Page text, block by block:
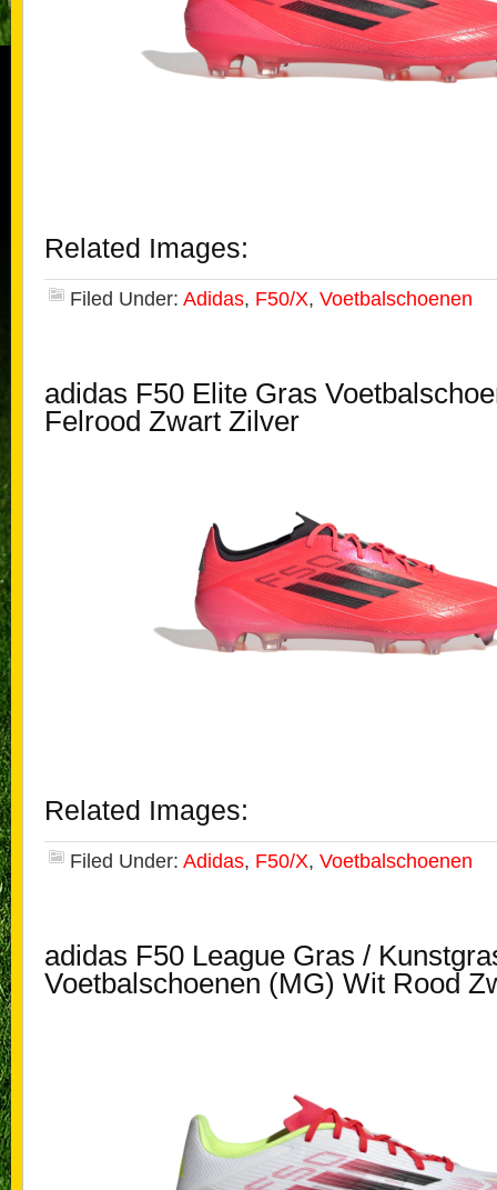
Related Images:
Filed Under: Adidas, F50/X, Voetbalschoenen
adidas F50 Elite Gras
Felrood Zwart Zilver
Related Images:
Filed Under: Adidas, F50/X, Voetbalschoenen
adidas F50 League Gras /
Voetbalschoenen (MG) Wit Rood